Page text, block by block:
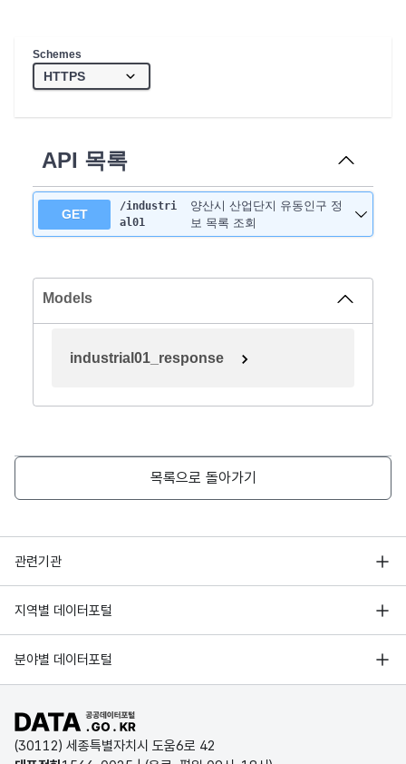
Schemes
API 목록
GET
/industri
al01
양산시 산업단지 유동인구 정
보 목록 조회
Models
industrial01_response
목록으로 돌아가기
관련기관
행정안전부
한국지능정보사회진흥원
국가정보자원관리원
지역별 데이터포털
서울 열린데이터광장
경기데이터드림
D-데이터허브
인천데이터포털
분야별 데이터포털
기상자료개방포털
국토교통부 공간정보오픈플랫폼
환경부 환경데이터포털
문화데이터광장
공공데이터포털 바로가기
(30112) 세종특별자치시 도움6로 42